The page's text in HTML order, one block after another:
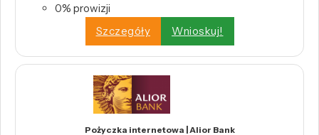
0% prowizji
Szczegóły
Wnioskuj!
Pożyczka internetowa | Alior Bank